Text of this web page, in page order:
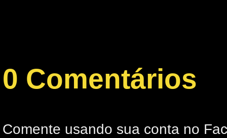
0 Comentários
Comente usando sua conta no